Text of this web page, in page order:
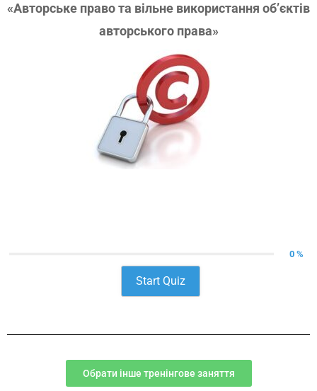
«Авторське право та вільне використання об’єктів
авторського права»
0 %
Start Quiz
Обрати інше тренінгове заняття